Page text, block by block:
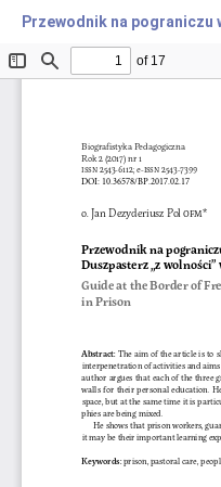
Przewodnik na pograniczu